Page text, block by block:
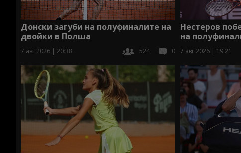
Донски загуби на полуфиналите на
двойки в Полша
7 авг 2026 | 20:38 524 0
Нестеров
на
7 авг 2026 | 19:21